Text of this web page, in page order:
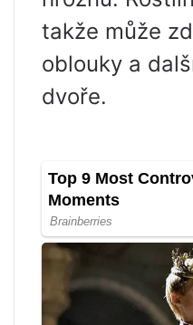
takže může
oblouky a
dvoře.